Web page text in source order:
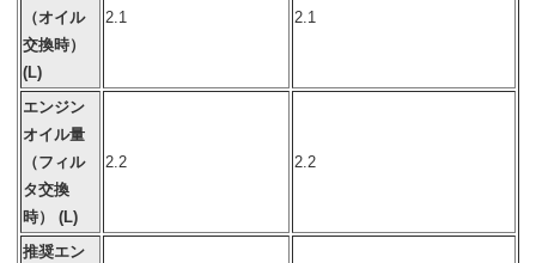
（オイル
交換時）
(L)
2.1 2.1
エンジン
オイル量
（フィル
タ交換
時） (L)
2.2 2.2
推奨エン